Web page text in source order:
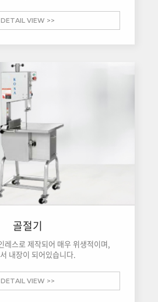
DETAIL VIEW >>
골절기
레스로 제작되어 매우 위생적이며,
내장이 되어있습니다.
DETAIL VIEW >>